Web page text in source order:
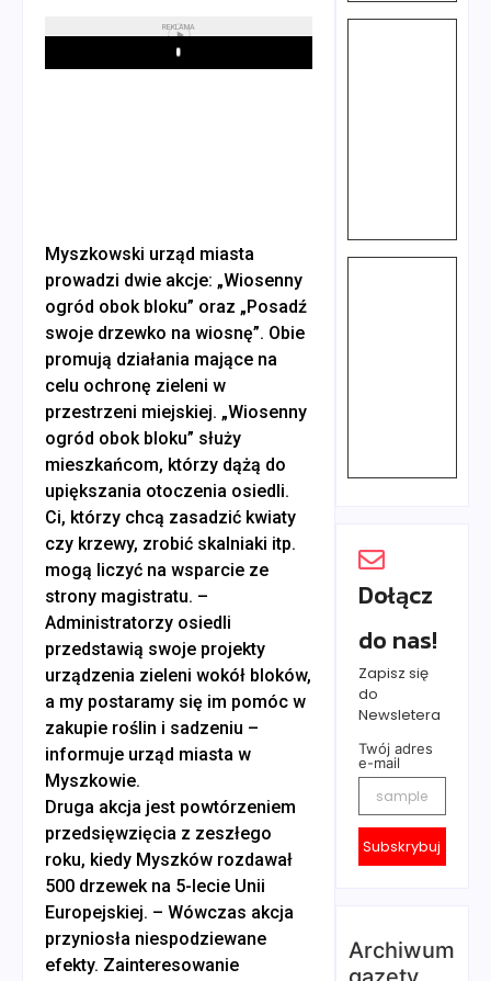
REKLAMA
Play
Myszkowski urząd miasta
prowadzi dwie akcje: „Wiosenny
ogród obok bloku” oraz „Posadź
swoje drzewko na wiosnę”. Obie
promują działania mające na
celu ochronę zieleni w
przestrzeni miejskiej. „Wiosenny
ogród obok bloku” służy
mieszkańcom, którzy dążą do
upiększania otoczenia osiedli.
Ci, którzy chcą zasadzić kwiaty
czy krzewy, zrobić skalniaki itp.
mogą liczyć na wsparcie ze
strony magistratu. –
Administratorzy osiedli
przedstawią swoje projekty
urządzenia zieleni wokół bloków,
a my postaramy się im pomóc w
zakupie roślin i sadzeniu –
informuje urząd miasta w
Myszkowie.
Druga akcja jest powtórzeniem
przedsięwzięcia z zeszłego
roku, kiedy Myszków rozdawał
500 drzewek na 5-lecie Unii
Europejskiej. – Wówczas akcja
przyniosła niespodziewane
efekty. Zainteresowanie
Dołącz
do nas!
Zapisz się
do
Newsletera
Twój adres
e-mail
Subskrybuj
Archiwum